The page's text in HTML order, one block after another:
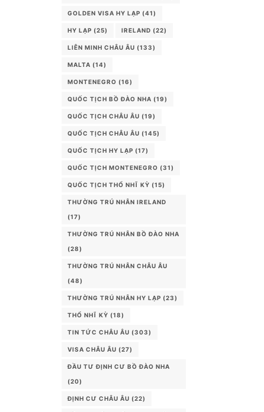
GOLDEN VISA HY LẠP (41)
HY LẠP (25) IRELAND (22)
LIÊN MINH CHÂU ÂU (133)
MALTA (14)
MONTENEGRO (16)
QUỐC TỊCH BỒ ĐÀO NHA (19)
QUỐC TỊCH CHÂU ÂU (19)
QUỐC TỊCH CHÂU ÂU (145)
QUỐC TỊCH HY LẠP (17)
QUỐC TỊCH MONTENEGRO (31)
QUỐC TỊCH THỔ NHĨ KỲ (15)
THƯỜNG TRÚ NHÂN IRELAND
(17)
THƯỜNG TRÚ NHÂN BỒ ĐÀO NHA
(28)
THƯỜNG TRÚ NHÂN CHÂU ÂU
(48)
THƯỜNG TRÚ NHÂN HY LẠP (23)
THỔ NHĨ KỲ (18)
TIN TỨC CHÂU ÂU (303)
VISA CHÂU ÂU (27)
ĐẦU TƯ ĐỊNH CƯ BỒ ĐÀO NHA
(20)
ĐỊNH CƯ CHÂU ÂU (22)